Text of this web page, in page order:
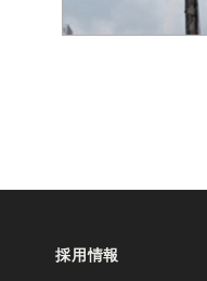
採用情報